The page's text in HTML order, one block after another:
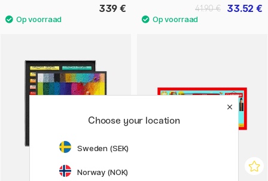
339 € 33.52 €
41.90 €
Choose your location
Sweden (SEK)
Norway (NOK)